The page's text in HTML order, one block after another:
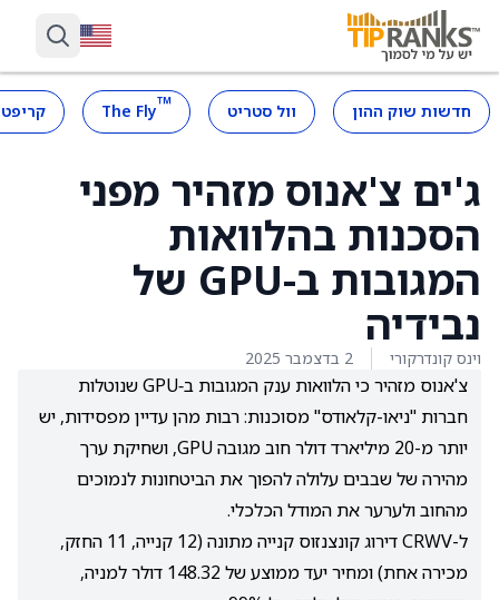
חדשות שוק ההון וול סטריט ™
The Fly
ג'ים צ'אנוס מזהיר מפני
הסכנות בהלוואות
המגובות ב-GPU של
נבידיה
וינס קונדרקורי 2 בדצמבר 2025
צ'אנוס מזהיר כי הלוואות ענק המגובות ב‑GPU שנוטלות
חברות "ניאו-קלאודס" מסוכנות: רבות מהן עדיין מפסידות, יש
יותר מ-20 מיליארד דולר חוב מגובה GPU, ושחיקת ערך
מהירה של שבבים עלולה להפוך את הביטחונות לנמוכים
מהחוב ולערער את המודל הכלכלי.
ל-CRWV דירוג קונצנזוס קנייה מתונה (12 קנייה, 11 החזק,
מכירה אחת) ומחיר יעד ממוצע של 148.32 דולר למניה,